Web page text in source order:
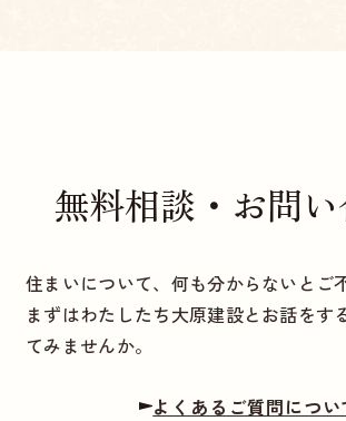
無料相談・お問
住まいについて、何も分からないとご
まずはわたしたち大原建設とお話をす
てみませんか。
よくあるご質問につい